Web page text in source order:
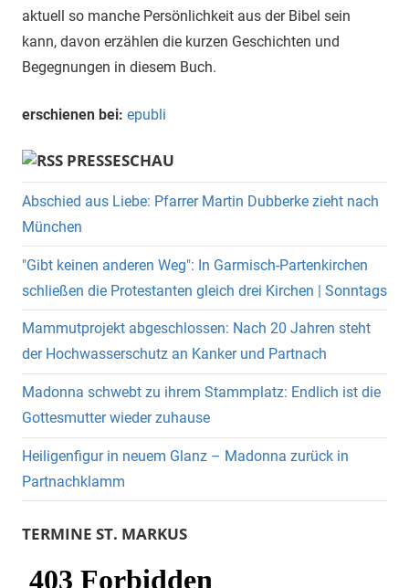
aktuell so manche Persönlichkeit aus der Bibel sein
kann, davon erzählen die kurzen Geschichten und
Begegnungen in diesem Buch.
erschienen bei: epubli
PRESSESCHAU
Abschied aus Liebe: Pfarrer Martin Dubberke zieht nach
München
"Gibt keinen anderen Weg": In Garmisch-Partenkirchen
schließen die Protestanten gleich drei Kirchen | Sonntags
Mammutprojekt abgeschlossen: Nach 20 Jahren steht
der Hochwasserschutz an Kanker und Partnach
Madonna schwebt zu ihrem Stammplatz: Endlich ist die
Gottesmutter wieder zuhause
Heiligenfigur in neuem Glanz – Madonna zurück in
Partnachklamm
TERMINE ST. MARKUS